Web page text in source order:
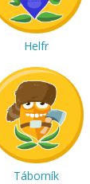
Helfr
Táborník